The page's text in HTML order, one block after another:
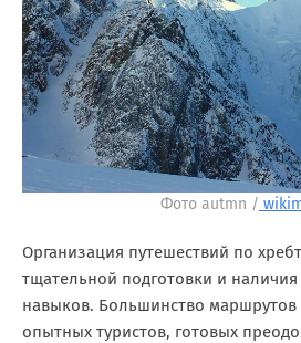
Фото autmn /
Организация путешествий по
тщательной подготовки и
навыков. Большинство маршрутов
опытных туристов, готовых